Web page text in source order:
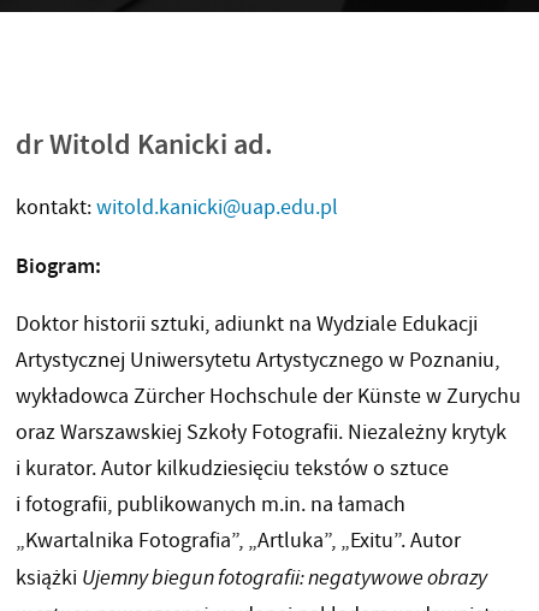
dr Witold Kanicki ad.
kontakt:witold.kanicki@uap.edu.pl
Biogram:
Doktor historii sztuki, adiunkt na Wydziale Edukacji
Artystycznej Uniwersytetu Artystycznego w Poznaniu,
wykładowca Zürcher Hochschule der Künste w Zurychu
oraz Warszawskiej Szkoły Fotografii. Niezależny krytyk
i kurator. Autor kilkudziesięciu tekstów o sztuce
i fotografii, publikowanych m.in. na łamach
„Kwartalnika Fotografia”, „Artluka”, „Exitu”. Autor
książki Ujemny biegun fotografii: negatywowe obrazy